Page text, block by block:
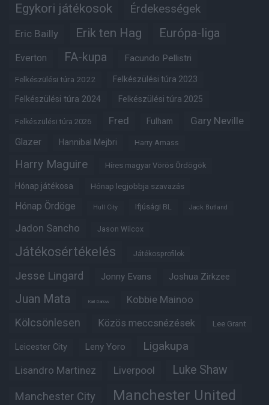
Egykori játékosok Érdekességek
Eric Bailly Erik ten Hag Európa-liga
Everton FA-kupa Facundo Pellistri
Felkészülési túra 2022 Felkészülési túra 2023
Felkészülési túra 2024 Felkészülési túra 2025
Felkészülési túra 2026 Fred Fulham Gary Neville
Glazer Hannibal Mejbri Harry Amass
Harry Maguire Híres magyar Vörös Ördögök
Hónap játékosa Hónap legjobbja szavazás
Hónap Ördöge Hull City Ifjúsági BL Jack Butland
Jadon Sancho Jason Wilcox
Játékosértékelés Játékosprofilok
Jesse Lingard Jonny Evans Joshua Zirkzee
Juan Mata Karl Darlow Kobbie Mainoo
Kölcsönlesen Közös meccsnézések Lee Grant
Leicester City Leny Yoro Ligakupa
Lisandro Martinez Liverpool Luke Shaw
Manchester City Manchester United